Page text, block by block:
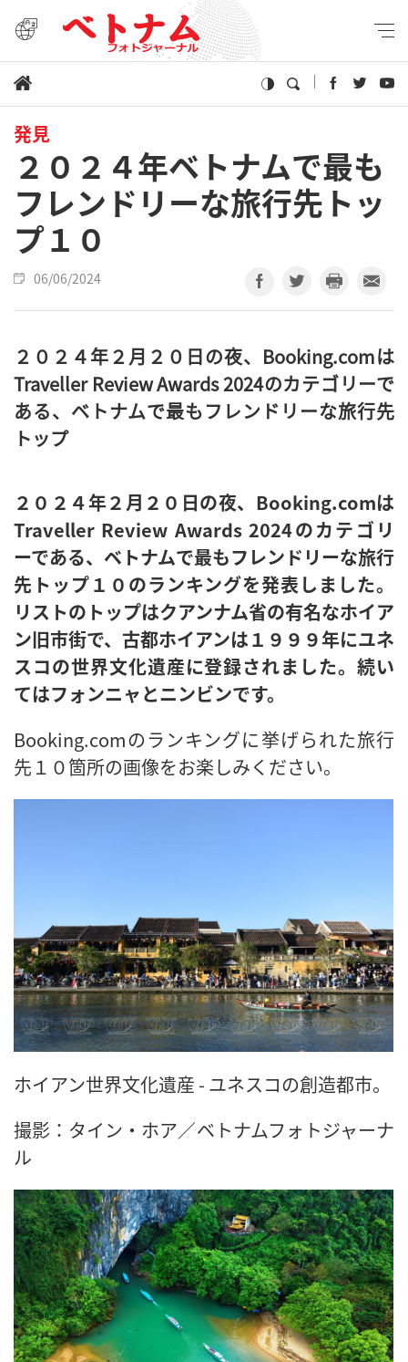
発見
２０２４年ベトナムで最も
フレンドリーな旅行先トッ
プ１０
06/06/2024
２０２４年２月２０日の夜、 Booking.comは
Traveller Review Awards 2024のカテゴリーで
ある、ベトナムで最もフレンドリーな旅行先
トップ
２０２４年２月２０日の夜、 Booking.comは
Traveller Review Awards 2024のカテゴリ
ーである、ベトナムで最もフレンドリーな旅行
先トップ１０のランキングを発表しました。
リストのトップはクアンナム省の有名なホイア
ン旧市街で、古都ホイアンは１９９９年にユネ
スコの世界文化遺産に登録されました。続い
てはフォンニャとニンビンです。
Booking.comのランキングに挙げられた旅行
先１０箇所の画像をお楽しみください。
ホイアン世界文化遺産 - ユネスコの創造都市。
撮影：タイン・ホア／ベトナムフォトジャーナ
ル